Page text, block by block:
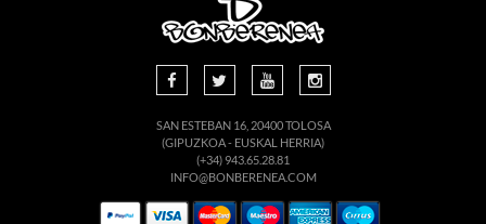
SAN ESTEBAN 16, 20400 TOLOSA
(GIPUZKOA - EUSKAL HERRIA)
(+34) 943.65.28.81
INFO@BONBERENEA.COM